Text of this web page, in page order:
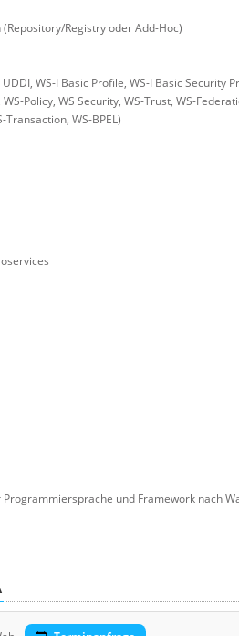
Registry oder Add-Hoc)
WS-I Basic Profile, WS-I Basic Security
Policy, WS Security, WS-Trust, WS-
WS-BPEL)
und Framework nach